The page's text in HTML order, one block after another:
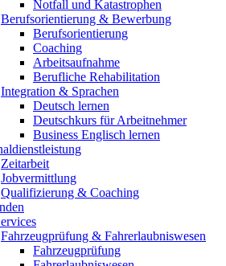
Notfall und Katastrophen
Berufsorientierung & Bewerbung
Berufsorientierung
Coaching
Arbeitsaufnahme
Berufliche Rehabilitation
Integration & Sprachen
Deutsch lernen
Deutschkurs für Arbeitnehmer
Business Englisch lernen
Zeitarbeit
Jobvermittlung
Qualifizierung & Coaching
Fahrzeugprüfung & Fahrerlaubniswesen
Fahrzeugprüfung